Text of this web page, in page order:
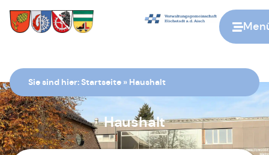
Sie sind hier:Startseite » Haushalt
Haushalt